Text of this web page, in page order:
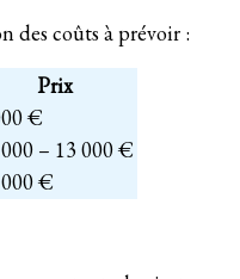
des coûts à prévoir :
Prix
€
– 13 000 €
€